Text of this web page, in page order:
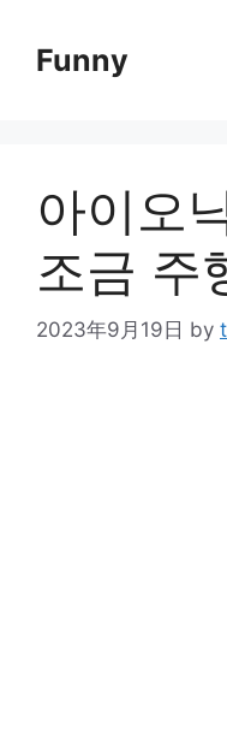
contentFunny
아이오
조금 주
2023年9月19日 by